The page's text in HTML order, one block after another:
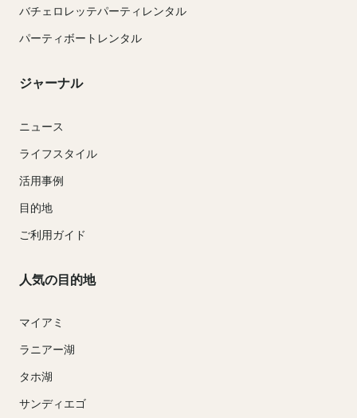
バチェロレッテパーティレンタル
パーティボートレンタル
ジャーナル
ニュース
ライフスタイル
活用事例
目的地
ご利用ガイド
人気の目的地
マイアミ
ラニアー湖
タホ湖
サンディエゴ